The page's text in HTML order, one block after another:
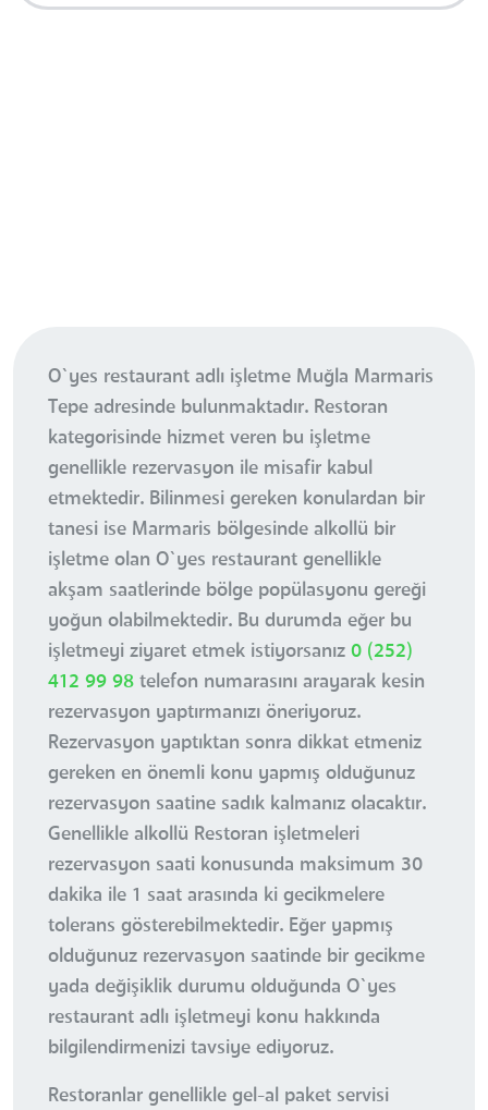
O`yes restaurant adlı işletme Muğla Marmaris
Tepe adresinde bulunmaktadır. Restoran
kategorisinde hizmet veren bu işletme
genellikle rezervasyon ile misafir kabul
etmektedir. Bilinmesi gereken konulardan bir
tanesi ise Marmaris bölgesinde alkollü bir
işletme olan O`yes restaurant genellikle
akşam saatlerinde bölge popülasyonu gereği
yoğun olabilmektedir. Bu durumda eğer bu
işletmeyi ziyaret etmek istiyorsanız 0 (252)
412 99 98 telefon numarasını arayarak kesin
rezervasyon yaptırmanızı öneriyoruz.
Rezervasyon yaptıktan sonra dikkat etmeniz
gereken en önemli konu yapmış olduğunuz
rezervasyon saatine sadık kalmanız olacaktır.
Genellikle alkollü Restoran işletmeleri
rezervasyon saati konusunda maksimum 30
dakika ile 1 saat arasında ki gecikmelere
tolerans gösterebilmektedir. Eğer yapmış
olduğunuz rezervasyon saatinde bir gecikme
yada değişiklik durumu olduğunda O`yes
restaurant adlı işletmeyi konu hakkında
bilgilendirmenizi tavsiye ediyoruz.
Restoranlar genellikle gel-al paket servisi